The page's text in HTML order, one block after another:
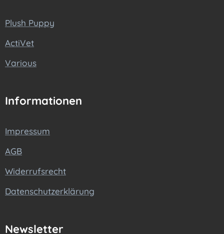
Plush Puppy
ActiVet
Various
Informationen
Impressum
AGB
Widerrufsrecht
Datenschutzerklärung
Newsletter